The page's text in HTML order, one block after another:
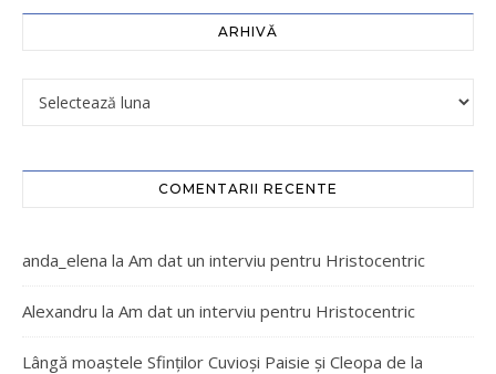
ARHIVĂ
COMENTARII RECENTE
anda_elena la Am dat un interviu pentru Hristocentric
Alexandru la Am dat un interviu pentru Hristocentric
Lângă moaștele Sfinților Cuvioși Paisie și Cleopa de la